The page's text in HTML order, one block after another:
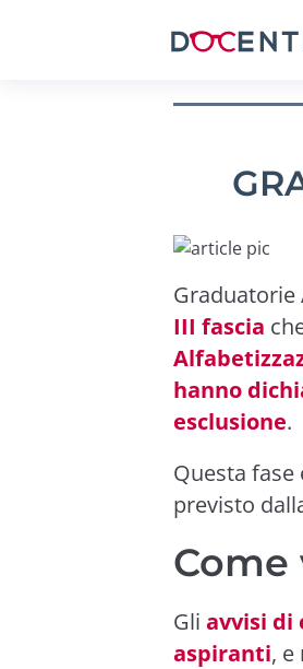
Graduatorie
III fascia
hanno
esclusione.
Questa fase
previsto
Come
Gli avvisi di
aspiranti, e